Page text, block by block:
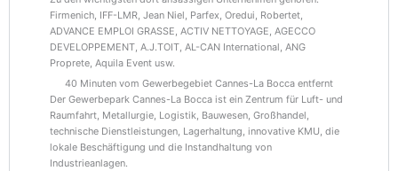
Firmenich, IFF-LMR, Jean Niel, Parfex, Oredui, Robertet,
ADVANCE EMPLOI GRASSE, ACTIV NETTOYAGE, AGECCO
DEVELOPPEMENT, A.J.TOIT, AL-CAN International, ANG
Proprete, Aquila Event usw.
40 Minuten vom Gewerbegebiet Cannes-La Bocca entfernt
Der Gewerbepark Cannes-La Bocca ist ein Zentrum für Luft- und
Raumfahrt, Metallurgie, Logistik, Bauwesen, Großhandel,
technische Dienstleistungen, Lagerhaltung, innovative KMU, die
lokale Beschäftigung und die Instandhaltung von
Industrieanlagen.